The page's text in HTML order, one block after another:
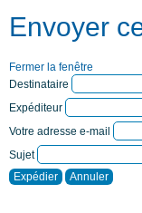
Envoyer
Fermer la fenêtre
Destinataire
Expéditeur
Votre adresse e-mail
Sujet
Expédier
Annuler